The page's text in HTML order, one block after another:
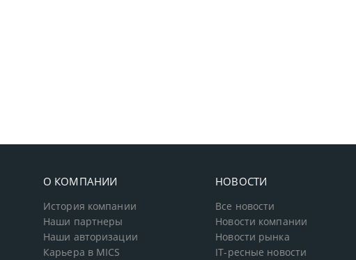
О КОМПАНИИ
История компании
Наши партнеры
Наши авторизации
Карьера в MICS
НОВОСТИ
Все новости
Новости компании
Новости рынка
IT-ресные новости